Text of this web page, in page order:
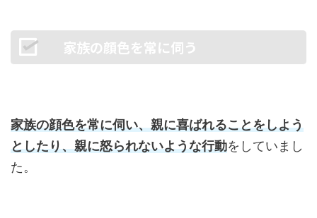
家族の顔色を常に伺う
家族の顔色を常に伺い、親に喜ばれることをしよう
としたり、親に怒られないような行動をしていまし
た。